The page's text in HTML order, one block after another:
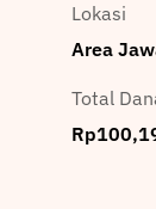
Lokasi
Area
Total